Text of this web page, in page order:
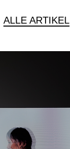
ALLE ARTIKEL